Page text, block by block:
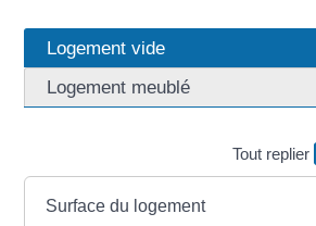
Logement vide
Logement meublé
Tout replier
Surface du logement